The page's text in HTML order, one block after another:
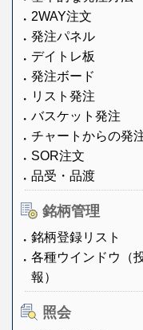
2WAY注文
発注パネル
デイトレ板
発注ボード
リスト発注
バスケット発注
チャートからの発
SOR注文
品受・品渡
銘柄管理
銘柄登録リスト
各種ウインドウ（
報）
照会